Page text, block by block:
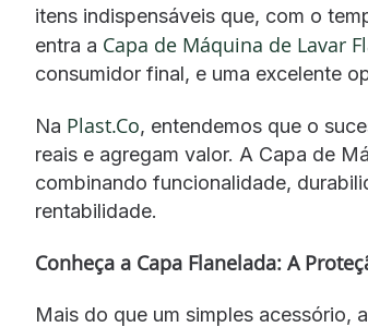
itens indispensáveis que, com o
entra a Capa de Máquina de Lavar
consumidor final, e uma excelente
Na Plast.Co, entendemos que o
reais e agregam valor. A Capa de
combinando funcionalidade,
rentabilidade.
Conheça a Capa Flanelada: A
Mais do que um simples acessório,